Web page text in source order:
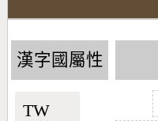
漢字國屬性
TW🇹🇼